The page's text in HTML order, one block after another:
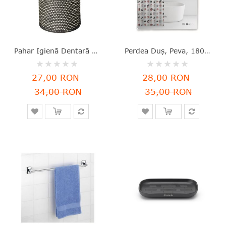
Pahar Igienă Dentară Mali, Ceramică, Gri, 11x7 Cm, Wenko - 4008838215029
Rating:
0%
27,00 RON
34,00 RON
Perdea Duș, Peva, 180x200 Cm, Buline Multicolore, Rayen - 8412955301460
Rating:
0%
28,00 RON
35,00 RON